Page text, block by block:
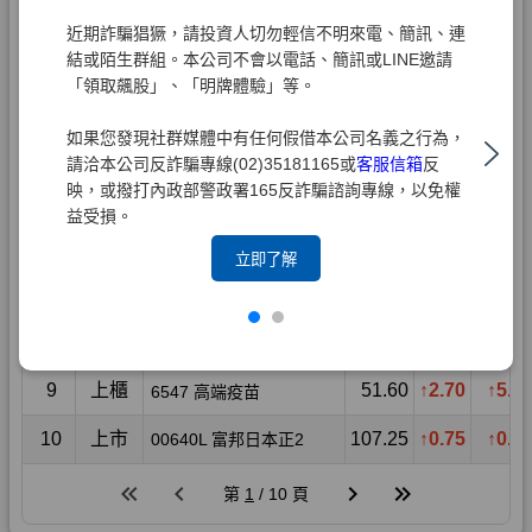
近期詐騙猖獗，請投資人切勿輕信不明來電、簡訊、連
結或陌生群組。本公司不會以電話、簡訊或LINE邀請
「領取飆股」、「明牌體驗」等。
如果您發現社群媒體中有任何假借本公司名義之行為，
請洽本公司反詐騙專線(02)35181165或客服信箱反
映，或撥打內政部警政署165反詐騙諮詢專線，以免權
益受損。
立即了解